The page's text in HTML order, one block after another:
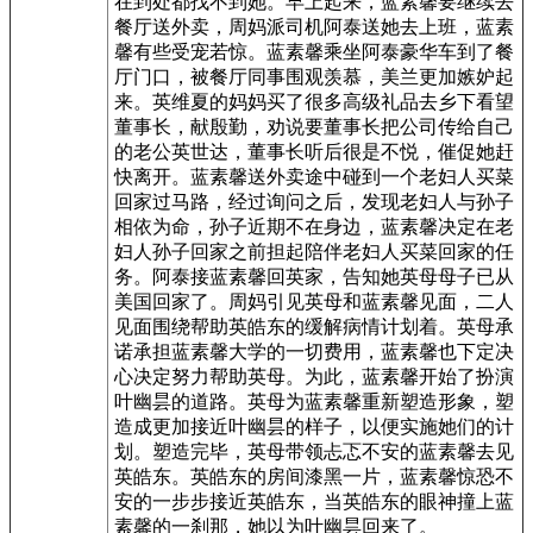
餐厅送外卖，周妈派司机阿泰送她去上班，蓝素
馨有些受宠若惊。蓝素馨乘坐阿泰豪华车到了餐
厅门口，被餐厅同事围观羡慕，美兰更加嫉妒起
来。英维夏的妈妈买了很多高级礼品去乡下看望
董事长，献殷勤，劝说要董事长把公司传给自己
的老公英世达，董事长听后很是不悦，催促她赶
快离开。蓝素馨送外卖途中碰到一个老妇人买菜
回家过马路，经过询问之后，发现老妇人与孙子
相依为命，孙子近期不在身边，蓝素馨决定在老
妇人孙子回家之前担起陪伴老妇人买菜回家的任
务。阿泰接蓝素馨回英家，告知她英母母子已从
美国回家了。周妈引见英母和蓝素馨见面，二人
见面围绕帮助英皓东的缓解病情计划着。英母承
诺承担蓝素馨大学的一切费用，蓝素馨也下定决
心决定努力帮助英母。为此，蓝素馨开始了扮演
叶幽昙的道路。英母为蓝素馨重新塑造形象，塑
造成更加接近叶幽昙的样子，以便实施她们的计
划。塑造完毕，英母带领忐忑不安的蓝素馨去见
英皓东。英皓东的房间漆黑一片，蓝素馨惊恐不
安的一步步接近英皓东，当英皓东的眼神撞上蓝
素馨的一刹那，她以为叶幽昙回来了。